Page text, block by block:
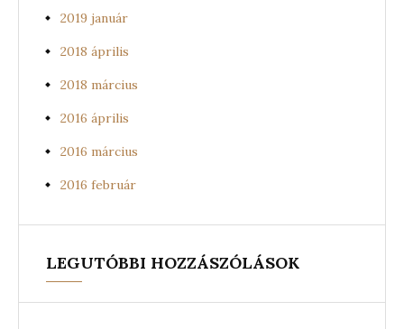
2019 január
2018 április
2018 március
2016 április
2016 március
2016 február
LEGUTÓBBI HOZZÁSZÓLÁSOK